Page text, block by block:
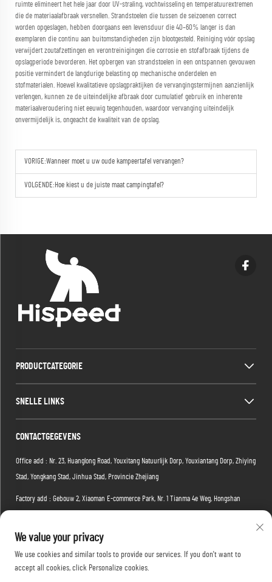
ruimte elimineert het hele jaar door UV-straling, vochtwisseling en temperatuurextremen
die de materiaalafbraak versnellen. Strandstoelen die tussen de seizoenen correct
worden opgeslagen, hebben doorgaans een levensduur die 40–60% langer is dan
exemplaren die continu aan buitomstandigheden zijn blootgesteld. Reiniging vóór opslag
verwijdert zoutafzettingen en verontreinigingen die corrosie en stofafbraak tijdens de
opslagperiode bevorderen. Het opbergen van strandstoelen in een ontspannen gevouwen
positie vermindert de langdurige belasting op mechanische onderdelen en
stofmaterialen. Hoewel kwalitatieve opslagpraktijken de vervangingstermijnen aanzienlijk
verlengen, kunnen ze de uiteindelijke afbraak door cumulatief gebruik en inherente
materiaalveroudering niet eeuwig tegenhouden, waardoor vervanging uiteindelijk
onvermijdelijk is, ongeacht de kwaliteit van de opslag.
VORIGE:Wanneer moet u uw oude kampeertafel vervangen?
VOLGENDE:Hoe kiest u de juiste maat campingtafel?
PRODUCTCATEGORIE
SNELLE LINKS
CONTACTGEGEVENS
Office add : Nr. 23, Huanglong Road, Youxitang Natuurlijk Dorp, Youxiantang Dorp, Zhiying
Stad, Yongkang Stad, Jinhua Stad, Provincie Zhejiang
Factory add : Gebouw 2, Xiaoman E-commerce Park, Nr. 1 Tianma 4e Weg, Hongshan
E-mail:[email protected]
Tel.:+86-15088234353
We value your privacy
We use cookies and similar tools to provide our services. If you don't want to
accept all cookies, click Personalize cookies.